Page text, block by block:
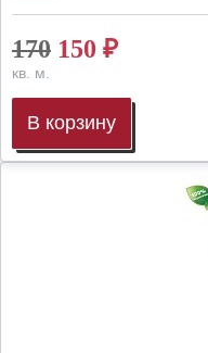
170 150 ₽
кв. м.
В корзину